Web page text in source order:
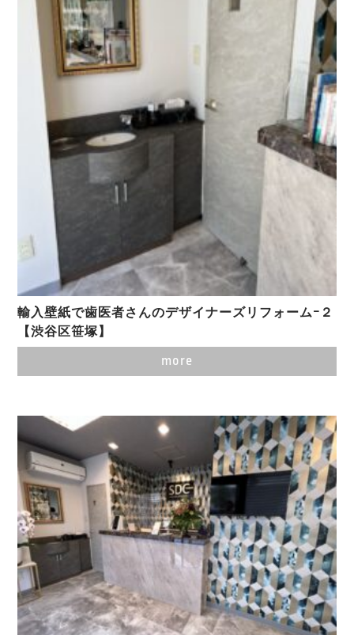
輸入壁紙で歯医者さんのデザイナーズリフォームｰ２
【渋谷区笹塚】
more